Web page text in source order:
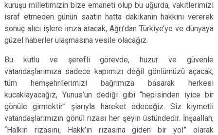
kuruşu milletimizin bize emaneti olup bu uğurda, vakitlerimizi
israf etmeden günün saatin hatta dakikanın hakkını vererek
sonuç alıcı işlere imza atacak, Ağrı’dan Türkiye’ye ve dünyaya
güzel haberler ulaşmasına vesile olacağız.
Bu kutlu ve şerefli görevde, huzur ve güvenle
vatandaşlarımıza sadece kapımızı değil gönlümüzü açacak,
tüm hemşehrilerimizi bağrımıza basarak herkesi
kucaklayacağız, Yunus’un dediği gibi “hepisinden iyice bir
gönüle girmektir” şiarıyla hareket edeceğiz. Siz kıymetli
vatandaşlarımızın gönül rızası her şeyin üstündedir. İnşaallah,
“Halkın rızasını, Hakk’ın rızasına giden bir yol” olarak